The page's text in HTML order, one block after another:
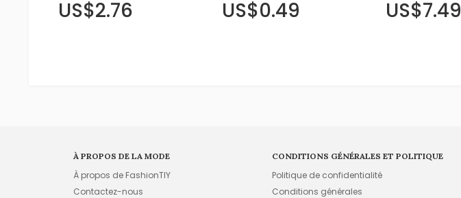
US$2.76
US$0.49
US$7.49
À PROPOS DE LA MODE
À propos de FashionTIY
Contactez-nous
CONDITIONS GÉNÉRALES ET POLITIQUE
Politique de confidentialité
Conditions générales